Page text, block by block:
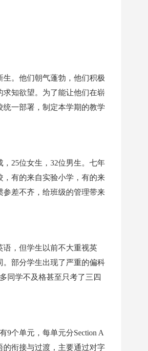
。他们朝气蓬勃，他们积极
知欲望。为了能让他们在崭
一部署，制定本学期的教学
25位女生，32位男生。七年
，有的来自实验小学，有的来
差不齐，给班级的管理带来
语，但学生以前不大重视英
部分学生出现了严重的偏科
同学不及格甚至只考了三四
9个单元，每单元分Section A
的衔接与过渡，主要通过对字